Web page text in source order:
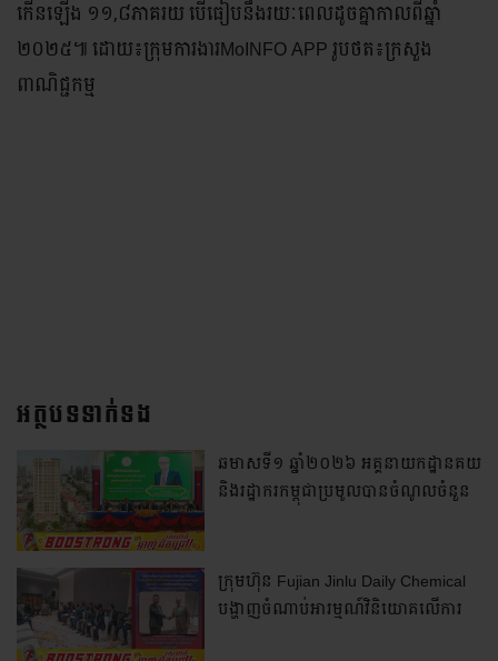
កើនឡើង ១១,៨ភាគរយ បើធៀបនឹង​រយៈពេលដូចគ្នាកាលពីឆ្នាំ​
២០២៥៕ ដោយ៖ក្រុមការងារMoINFO APP រូបថត៖ក្រសួង
ពាណិជ្ជកម្ម
អត្ថបទទាក់ទង
ឆមាសទី១ ឆ្នាំ២០២៦ អគ្គនាយកដ្ឋានគយ
និងរដ្ឋាករកម្ពុជាប្រមូលបានចំណូលចំនួន
ឆ្នាំ២០២៥
ក្រុមហ៊ុន Fujian Jinlu Daily Chemical
បង្ហាញចំណាប់អារម្មណ៍វិនិយោគលើការ